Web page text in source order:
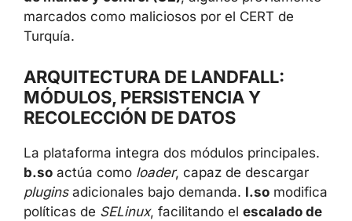
marcados como maliciosos por el CERT de
Turquía.
ARQUITECTURA DE LANDFALL:
MÓDULOS, PERSISTENCIA Y
RECOLECCIÓN DE DATOS
La plataforma integra dos módulos principales.
b.so actúa como loader, capaz de descargar
pluginsadicionales bajo demanda. l.so modifica
políticas de SELinux, facilitando el escalado de